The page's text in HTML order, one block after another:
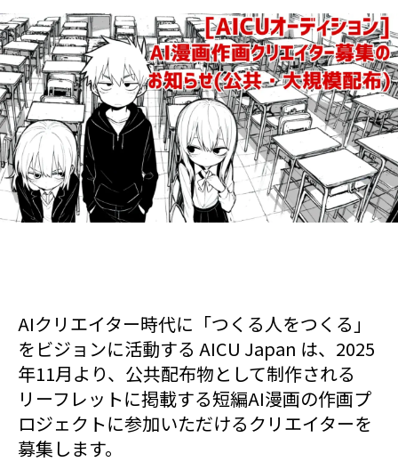
AIクリエイター時代に「つくる人をつくる」
をビジョンに活動する AICU Japan は、2025
年11月より、公共配布物として制作される
リーフレットに掲載する短編AI漫画の作画プ
ロジェクトに参加いただけるクリエイターを
募集します。